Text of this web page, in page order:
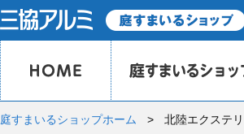
庭すまいるショップホーム 北陸エクステ